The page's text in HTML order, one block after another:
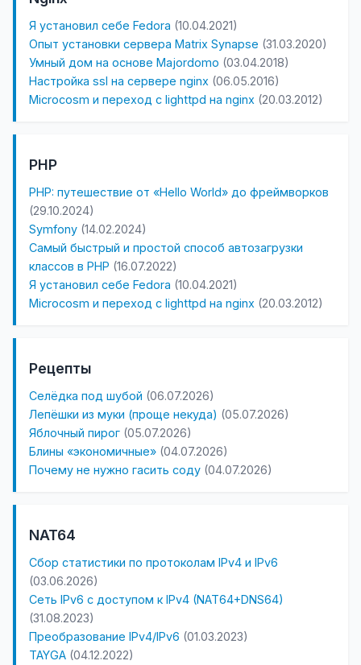
Я установил себе Fedora (10.04.2021)
Опыт установки сервера Matrix Synapse (31.03.2020)
Умный дом на основе Majordomo (03.04.2018)
Настройка ssl на сервере nginx (06.05.2016)
Microcosm и переход с lighttpd на nginx (20.03.2012)
PHP
PHP: путешествие от «Hello World» до фреймворков
(29.10.2024)
Symfony (14.02.2024)
Самый быстрый и простой способ автозагрузки
классов в PHP (16.07.2022)
Я установил себе Fedora (10.04.2021)
Microcosm и переход с lighttpd на nginx (20.03.2012)
Рецепты
Селёдка под шубой (06.07.2026)
Лепёшки из муки (проще некуда) (05.07.2026)
Яблочный пирог (05.07.2026)
Блины «экономичные» (04.07.2026)
Почему не нужно гасить соду (04.07.2026)
NAT64
Сбор статистики по протоколам IPv4 и IPv6
(03.06.2026)
Сеть IPv6 с доступом к IPv4 (NAT64+DNS64)
(31.08.2023)
Преобразование IPv4/IPv6 (01.03.2023)
TAYGA (04.12.2022)